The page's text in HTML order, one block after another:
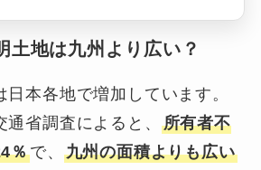
土地は九州より広い？
日本各地で増加しています。
省調査によると、 所有者不
％で、 九州の面積よりも広い